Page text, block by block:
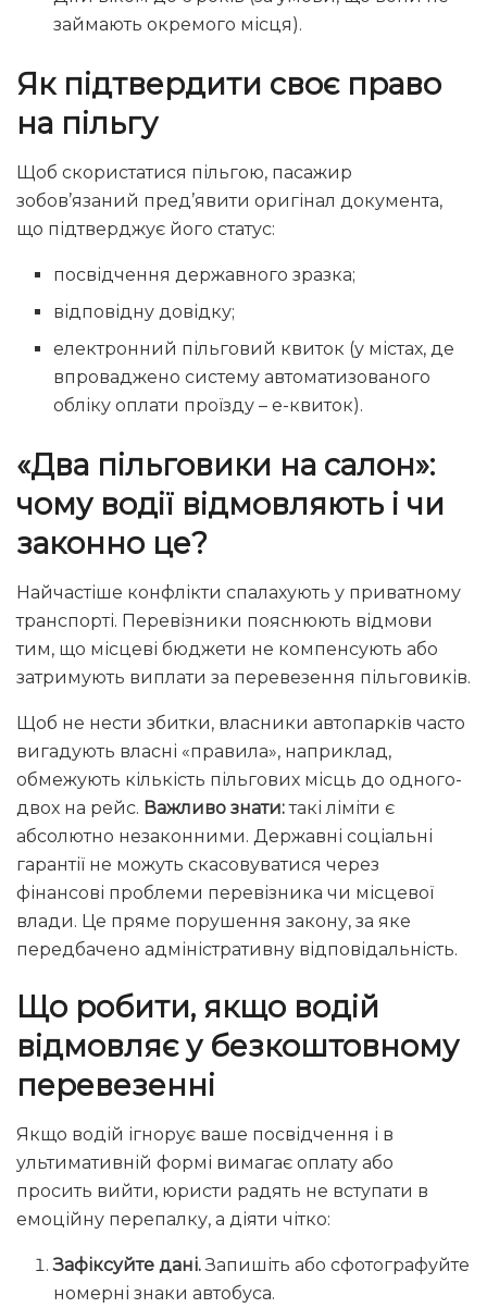
займають окремого місця).
Як підтвердити своє право
на пільгу
Щоб скористатися пільгою, пасажир
зобов’язаний пред’явити оригінал документа,
що підтверджує його статус:
посвідчення державного зразка;
відповідну довідку;
електронний пільговий квиток (у містах, де
впроваджено систему автоматизованого
обліку оплати проїзду – е-квиток).
«Два пільговики на салон»:
чому водії відмовляють і чи
законно це?
Найчастіше конфлікти спалахують у приватному
транспорті. Перевізники пояснюють відмови
тим, що місцеві бюджети не компенсують або
затримують виплати за перевезення пільговиків.
Щоб не нести збитки, власники автопарків часто
вигадують власні «правила», наприклад,
обмежують кількість пільгових місць до одного-
двох на рейс. Важливо знати:такі ліміти є
абсолютно незаконними. Державні соціальні
гарантії не можуть скасовуватися через
фінансові проблеми перевізника чи місцевої
влади. Це пряме порушення закону, за яке
передбачено адміністративну відповідальність.
Що робити, якщо водій
відмовляє у безкоштовному
перевезенні
Якщо водій ігнорує ваше посвідчення і в
ультимативній формі вимагає оплату або
просить вийти, юристи радять не вступати в
емоційну перепалку, а діяти чітко:
Зафіксуйте дані.Запишіть або сфотографуйте
номерні знаки автобуса.